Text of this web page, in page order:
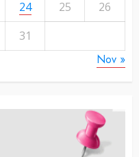
24 25
26
31
Nov »